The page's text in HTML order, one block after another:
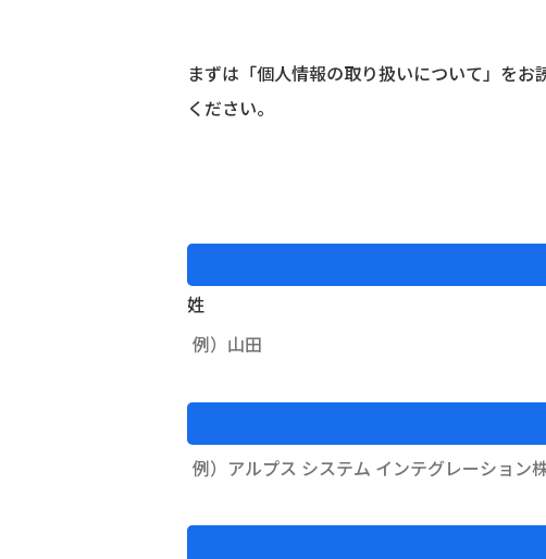
まずは「個人情報の取り扱いについて」を
ください。
姓